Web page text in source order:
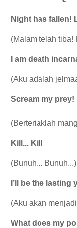
Night has fallen!
(Malam telah tiba!
I am death
(Aku adalah
Scream my prey!
(Berteriaklah
Kill... Kill
(Bunuh... Bunuh...)
I’ll be the lasting
(Aku akan
What does my